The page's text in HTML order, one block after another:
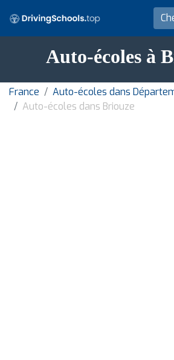
Auto-écoles à
France
Auto-écoles dans
Auto-écoles dans Briouze